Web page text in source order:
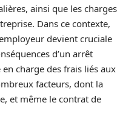
ainsi que les charges
Dans ce contexte,
devient cruciale
d’un arrêt
charge des frais liés aux
facteurs, dont la
et même le contrat de